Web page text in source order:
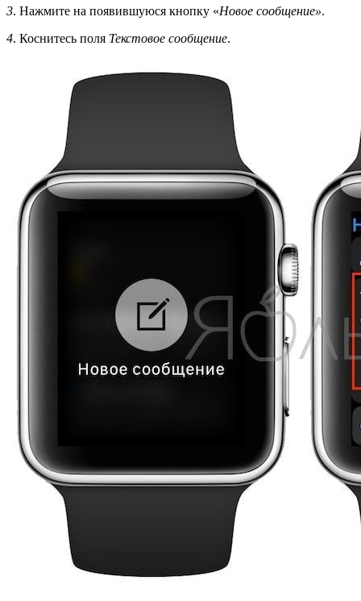
3. Нажмите на появившуюся кнопку «Новое сообщение».
4. Коснитесь поля Текстовое сообщение.